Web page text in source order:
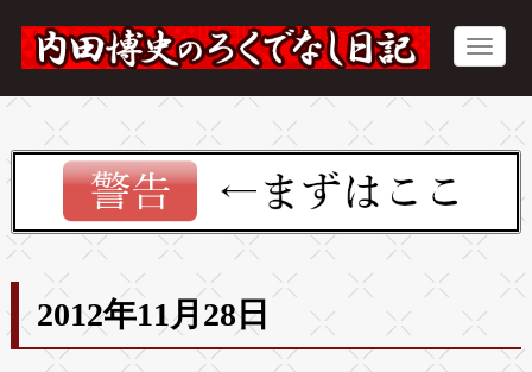
2012年11月28日